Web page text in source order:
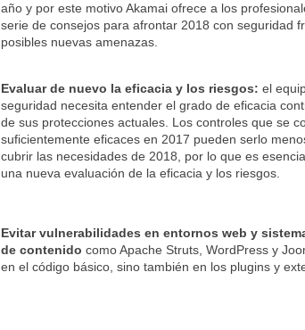
año y por este motivo Akamai ofrece a los
serie de consejos para afrontar 2018 con seguridad
posibles nuevas amenazas.
Evaluar de nuevo la eficacia y los riesgos:el
seguridad necesita entender el grado de eficacia
de sus protecciones actuales. Los controles que se
suficientemente eficaces en 2017 pueden serlo
cubrir las necesidades de 2018, por lo que es
una nueva evaluación de la eficacia y los riesgos.
Evitar vulnerabilidades en entornos web y
de contenido como Apache Struts, WordPress y
en el código básico, sino también en los plugins y